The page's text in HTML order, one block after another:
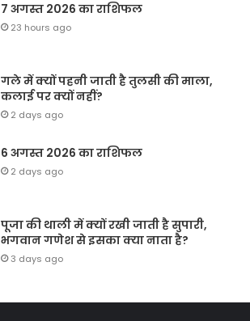
7 अगस्त 2026 का राशिफल
23 hours ago
गले में क्यों पहनी जाती है तुलसी की माला,
कलाई पर क्यों नहीं?
2 days ago
6 अगस्त 2026 का राशिफल
2 days ago
पूजा की थाली में क्यों रखी जाती है सुपारी,
भगवान गणेश से इसका क्या नाता है?
3 days ago